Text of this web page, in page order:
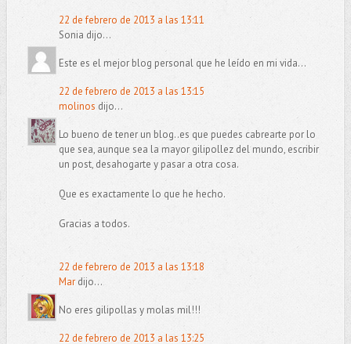
22 de febrero de 2013 a las 13:11
Sonia dijo...
Este es el mejor blog personal que he leído en mi vida...
22 de febrero de 2013 a las 13:15
molinos dijo...
Lo bueno de tener un blog..es que puedes cabrearte por lo
que sea, aunque sea la mayor gilipollez del mundo, escribir
un post, desahogarte y pasar a otra cosa.
Que es exactamente lo que he hecho.
Gracias a todos.
22 de febrero de 2013 a las 13:18
Mardijo...
No eres gilipollas y molas mil!!!
22 de febrero de 2013 a las 13:25